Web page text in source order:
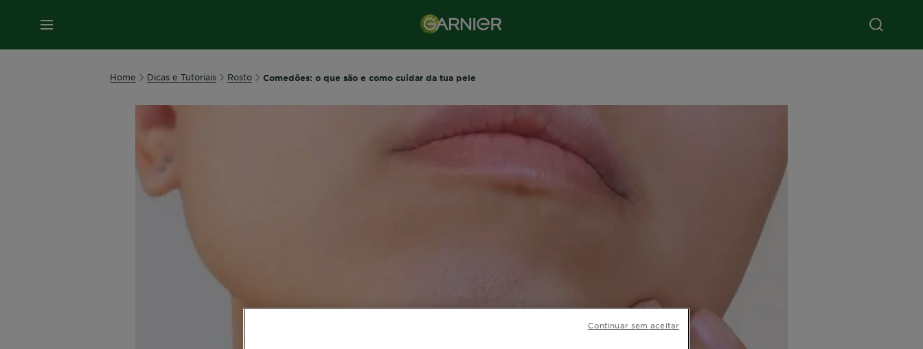
MENU
Home Dicas e Tutoriais Rosto Comedões: o que são e como cuidar da tua pele
Continuar sem aceitar